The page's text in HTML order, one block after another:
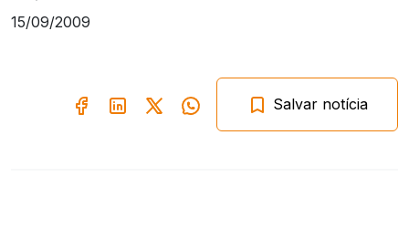
15/09/2009
Salvar notícia